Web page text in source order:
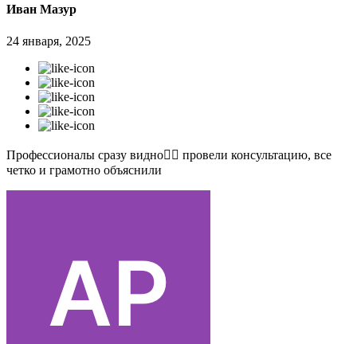
Иван Мазур
24 января, 2025
Профессионалы сразу видно👍🏻 провели консультацию, все
четко и грамотно объяснили